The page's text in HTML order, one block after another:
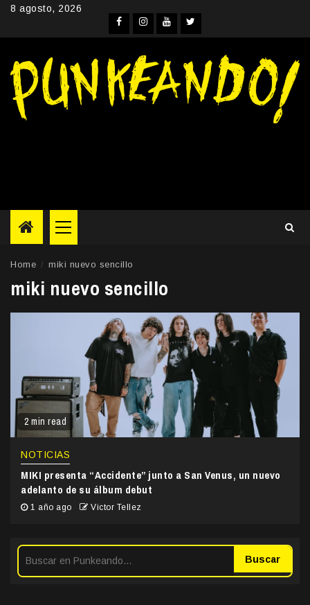
Skip8 agosto, 2026
Facebook
Instagram
YouTube
Twitter
Primary
Menu
Home miki nuevo sencillo
miki nuevo sencillo
2 min read
NOTICIAS
MIKI presenta “Accidente” junto a San Venus, un nuevo
adelanto de su álbum debut
1 año ago Victor Tellez
Buscar